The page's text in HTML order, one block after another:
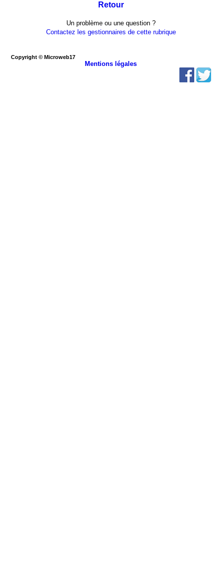
Retour
Un problème ou une question ?
Contactez les gestionnaires de cette rubrique
Copyright © Microweb17
Mentions légales